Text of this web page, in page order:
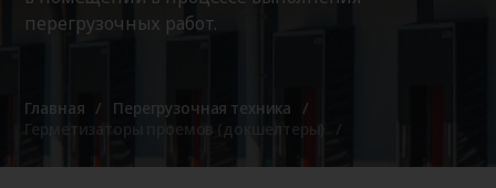
перегрузочных работ.
Главная
Перегрузочная техника
Герметизаторы проемов (докшелтеры)